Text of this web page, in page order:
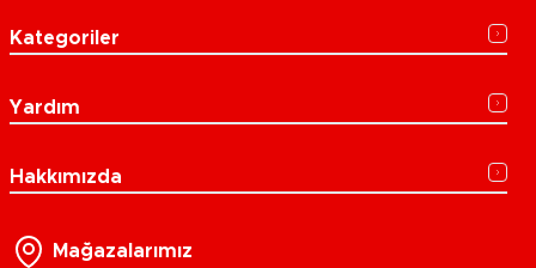
Kategoriler
Yardım
Hakkımızda
Mağazalarımız